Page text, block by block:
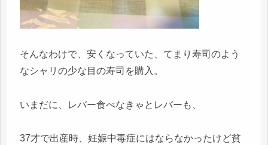
そんなわけで、安くなっていた、てまり寿司のよう
なシャリの少な目の寿司を購入。
いまだに、レバー食べなきゃとレバーも、
37才で出産時、妊娠中毒症にはならなかったけど貧